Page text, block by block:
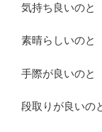
気持ち良いのと
素晴らしいのと
手際が良いのと
段取りが良いの